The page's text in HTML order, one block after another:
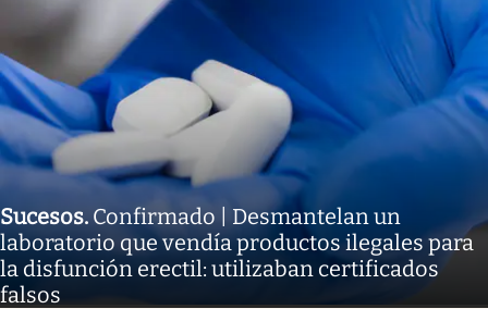
Sucesos. Confirmado | Desmantelan un
laboratorio que vendía productos ilegales para
la disfunción erectil: utilizaban certificados
falsos